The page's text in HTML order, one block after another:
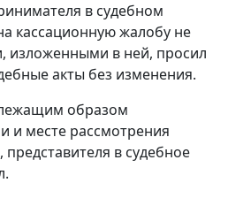
в судебном
кассационную жалобу не
изложенными в ней, просил
акты без изменения.
образом
и месте рассмотрения
в судебное